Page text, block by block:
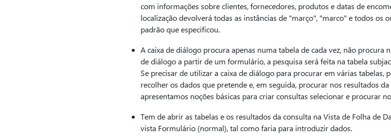
com informações sobre clientes, fornecedores, produtos e datas de
localização devolverá todas as instâncias de "março", "marco" e todos os
padrão que especificou.
A caixa de diálogo procura apenas numa tabela de cada vez, não procura
de diálogo a partir de um formulário, a pesquisa será feita na tabela
Se precisar de utilizar a caixa de diálogo para procurar em várias tabelas,
recolher os dados que pretende e, em seguida, procurar nos resultados
apresentamos noções básicas para criar consultas selecionar e procurar
Tem de abrir as tabelas e os resultados da consulta na Vista de Folha de
vista Formulário (normal), tal como faria para introduzir dados.